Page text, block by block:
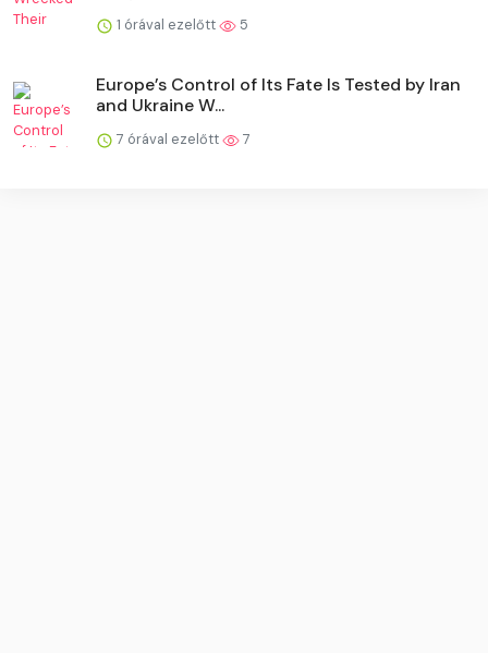
1 órával ezelőtt 5
Europe’s Control of Its Fate Is Tested by Iran
and Ukraine W...
7 órával ezelőtt 7